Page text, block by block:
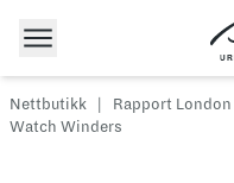
Hopp til innhold
Nettbutikk Rapport London
Watch Winders